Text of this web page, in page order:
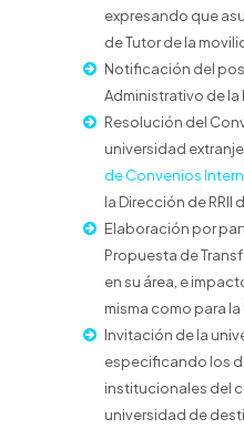
expresando que
de Tutor de la
Notificación del
Administrativo de
Resolución del
universidad
de Convenios
la Dirección de RRII
Elaboración por
Propuesta de
en su área, e
misma como para la
Invitación de la
especificando los
institucionales del
universidad de